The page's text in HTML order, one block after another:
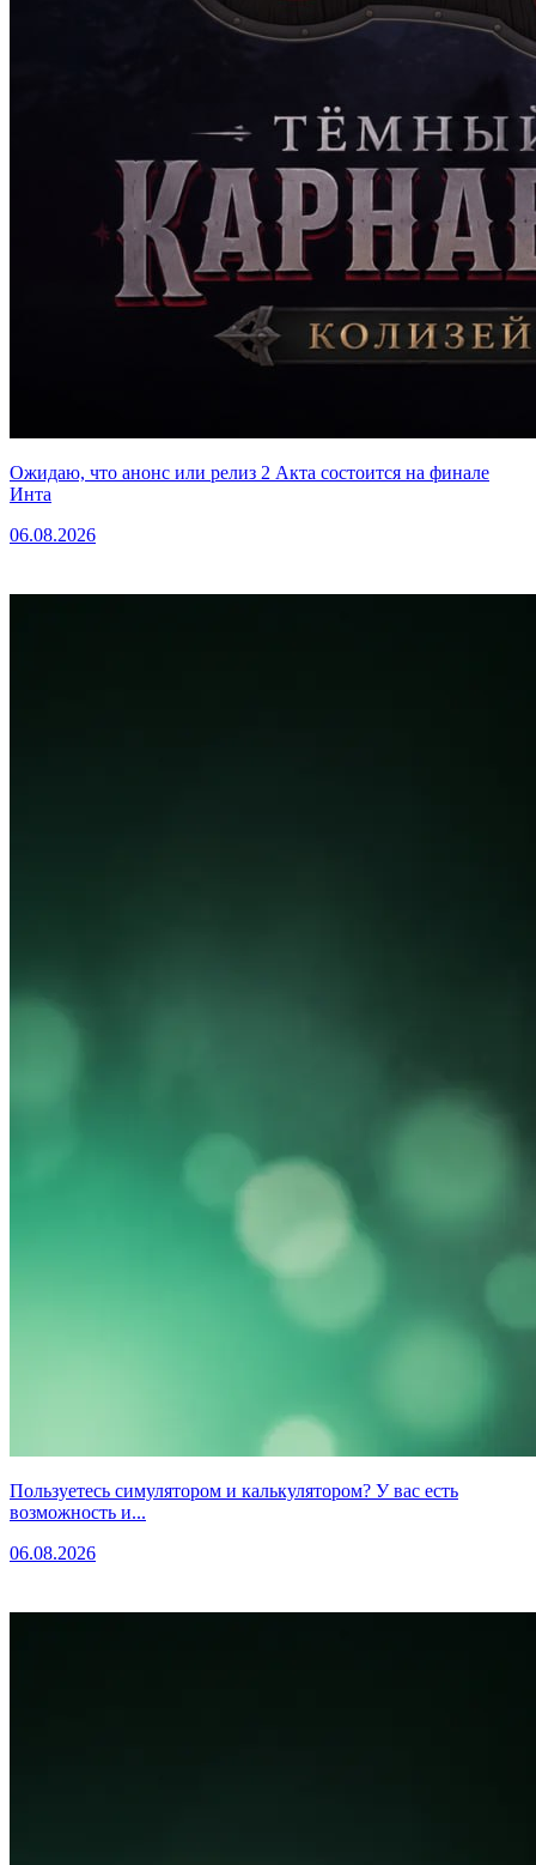
Ожидаю, что анонс или релиз 2 Акта состоится на финале
Инта
06.08.2026
Пользуетесь симулятором и калькулятором? У вас есть
возможность и...
06.08.2026